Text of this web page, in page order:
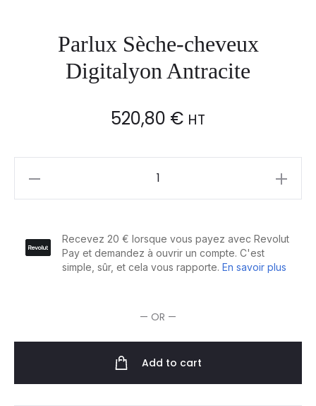
Parlux Sèche-cheveux
Digitalyon Antracite
520,80 € HT
Digitalyon
Antracite
— OR —
Add to cart